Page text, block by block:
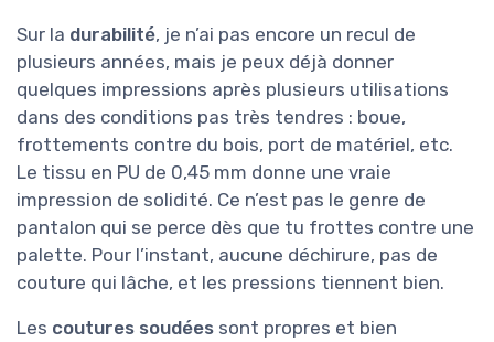
Sur la durabilité, je n’ai pas encore un recul de
plusieurs années, mais je peux déjà donner
quelques impressions après plusieurs utilisations
dans des conditions pas très tendres : boue,
frottements contre du bois, port de matériel, etc.
Le tissu en PU de 0,45 mm donne une vraie
impression de solidité. Ce n’est pas le genre de
pantalon qui se perce dès que tu frottes contre une
palette. Pour l’instant, aucune déchirure, pas de
couture qui lâche, et les pressions tiennent bien.
Les coutures soudées sont propres et bien